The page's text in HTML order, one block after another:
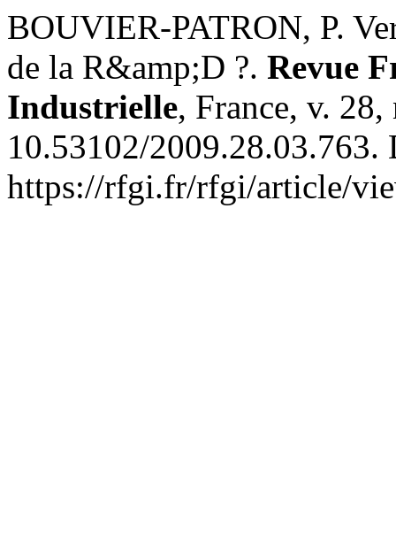
BOUVIER-PATRON, P.
de la R&amp;D ?. Revue
Industrielle, France, v.
10.53102/2009.28.03.763.
https://rfgi.fr/rfgi/article/